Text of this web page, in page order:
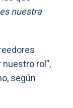
nuestra
rol”,
según